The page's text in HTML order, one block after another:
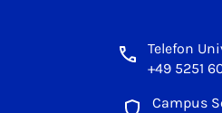
Telefon
+49 5251
Campus